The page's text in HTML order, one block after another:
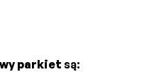
parkiet są: